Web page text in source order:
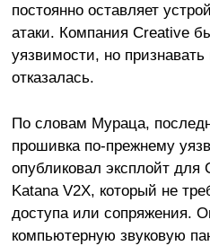
постоянно оставляет
атаки. Компания Creative
уязвимости, но
отказалась.
По словам Мураца,
прошивка по-прежнему
опубликовал эксплойт для
Katana V2X, который не
доступа или сопряжения.
компьютерную звуковую